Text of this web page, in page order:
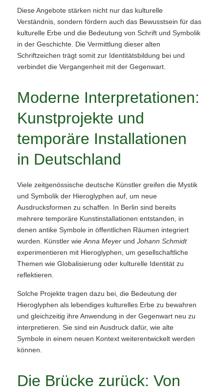
Diese Angebote stärken nicht nur das kulturelle
Verständnis, sondern fördern auch das Bewusstsein für das
kulturelle Erbe und die Bedeutung von Schrift und Symbolik
in der Geschichte. Die Vermittlung dieser alten
Schriftzeichen trägt somit zur Identitätsbildung bei und
verbindet die Vergangenheit mit der Gegenwart.
Moderne Interpretationen:
Kunstprojekte und
temporäre Installationen
in Deutschland
Viele zeitgenössische deutsche Künstler greifen die Mystik
und Symbolik der Hieroglyphen auf, um neue
Ausdrucksformen zu schaffen. In Berlin sind bereits
mehrere temporäre Kunstinstallationen entstanden, in
denen antike Symbole in öffentlichen Räumen integriert
wurden. Künstler wie Anna Meyer und Johann Schmidt
experimentieren mit Hieroglyphen, um gesellschaftliche
Themen wie Globalisierung oder kulturelle Identität zu
reflektieren.
Solche Projekte tragen dazu bei, die Bedeutung der
Hieroglyphen als lebendiges kulturelles Erbe zu bewahren
und gleichzeitig ihre Anwendung in der Gegenwart neu zu
interpretieren. Sie sind ein Ausdruck dafür, wie alte
Symbole in einem neuen Kontext weiterentwickelt werden
können.
Die Brücke zurück: Von